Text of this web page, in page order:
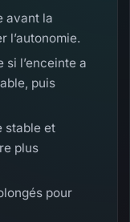
avant la
l’autonomie.
si l’enceinte a
puis
stable et
plus
pour